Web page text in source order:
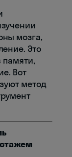
мозга,
Это
памяти,
Вот
метод